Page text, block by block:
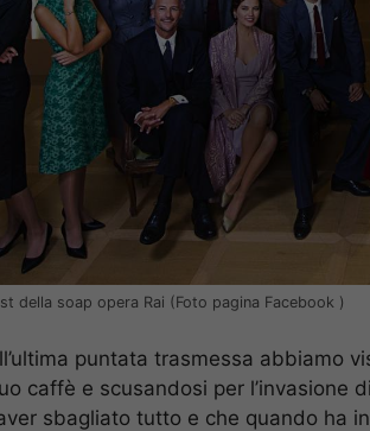
della soap opera Rai (Foto pagina Facebook )
puntata trasmessa abbiamo
caffè e scusandosi per
sbagliato tutto e che quando ha